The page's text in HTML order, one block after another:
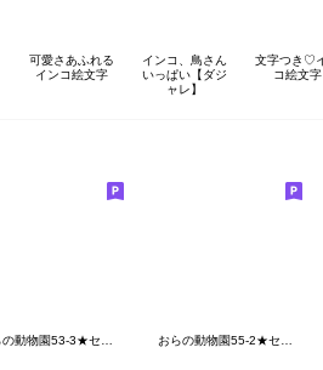
可愛さあふれる
インコ絵文字
インコ、鳥さん
いっぱい【ダジ
ャレ】
文字つき♡
コ絵文字